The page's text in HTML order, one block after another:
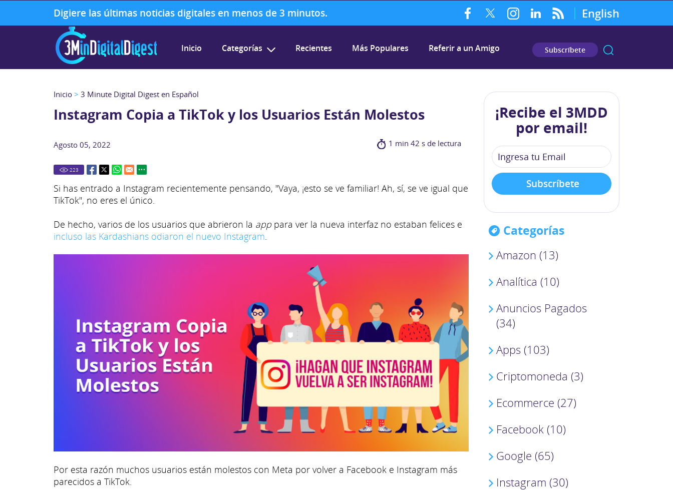
Digiere las últimas noticias digitales en menos de 3 minutos. English
Inicio Categorías Recientes Más Populares Referir a un Amigo Subscríbete
Inicio > 3 Minute Digital Digest en Español
Instagram Copia a TikTok y los Usuarios Están Molestos
Agosto 05, 2022 1 min 42 s de lectura
223
Si has entrado a Instagram recientemente pensando, "Vaya, ¡esto se ve familiar! Ah, sí, se ve igual que
TikTok", no eres el único.
De hecho, varios de los usuarios que abrieron la apppara ver la nueva interfaz no estaban felices e
incluso las Kardashians odiaron el nuevo Instagram.
Por esta razón muchos usuarios están molestos con Meta por volver a Facebook e Instagram más
parecidos a TikTok.
¡Recibe el 3MDD
por email!
Categorías
Amazon (13)
Analítica (10)
Anuncios Pagados
(34)
Apps (103)
Criptomoneda (3)
Ecommerce (27)
Facebook (10)
Google (65)
Instagram (30)